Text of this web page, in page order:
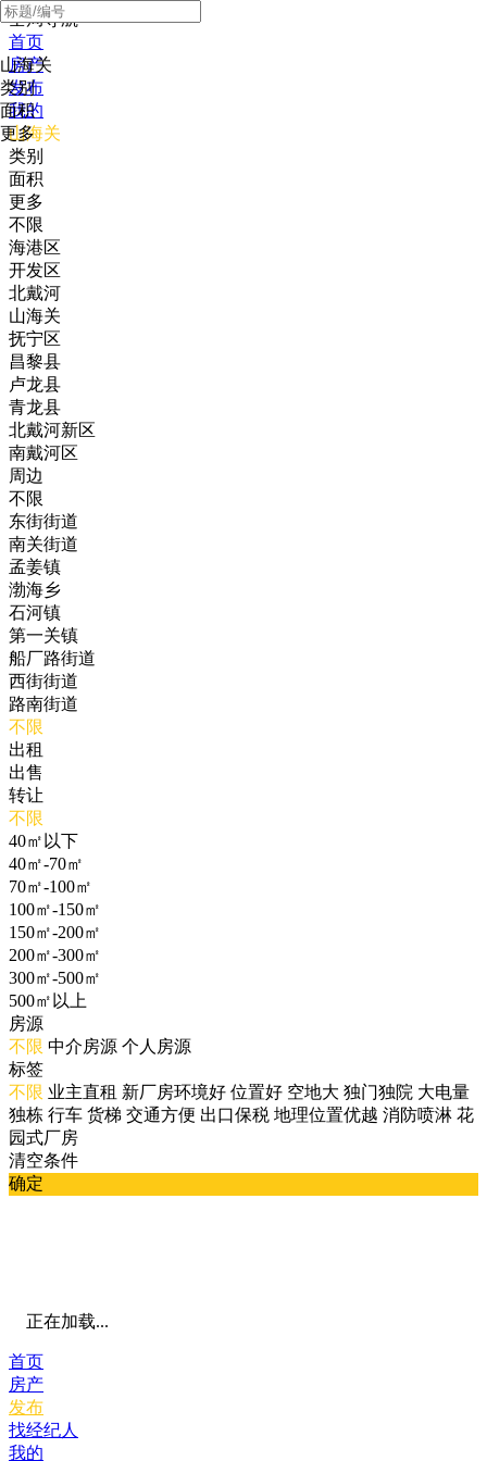
全局导航
首页
房产
发布
我的
山海关
类别
面积
更多
山海关
类别
面积
更多
不限
海港区
开发区
北戴河
山海关
抚宁区
昌黎县
卢龙县
青龙县
北戴河新区
南戴河区
周边
不限
东街街道
南关街道
孟姜镇
渤海乡
石河镇
第一关镇
船厂路街道
西街街道
路南街道
不限
出租
出售
转让
不限
40㎡以下
40㎡-70㎡
70㎡-100㎡
100㎡-150㎡
150㎡-200㎡
200㎡-300㎡
300㎡-500㎡
500㎡以上
房源
不限 中介房源 个人房源
标签
不限 业主直租 新厂房环境好 位置好 空地大 独门独院 大电量
独栋 行车 货梯 交通方便 出口保税 地理位置优越 消防喷淋 花
园式厂房
清空条件
确定
正在加载...
首页
房产
发布
找经纪人
我的